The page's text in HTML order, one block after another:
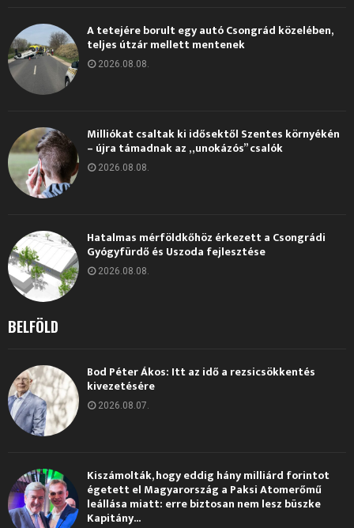
A tetejére borult egy autó Csongrád közelében,
teljes útzár mellett mentenek
2026.08.08.
Milliókat csaltak ki idősektől Szentes környékén
– újra támadnak az „unokázós” csalók
2026.08.08.
Hatalmas mérföldkőhöz érkezett a Csongrádi
Gyógyfürdő és Uszoda fejlesztése
2026.08.08.
BELFÖLD
Bod Péter Ákos: Itt az idő a rezsicsökkentés
kivezetésére
2026.08.07.
Kiszámolták, hogy eddig hány milliárd forintot
égetett el Magyarország a Paksi Atomerőmű
leállása miatt: erre biztosan nem lesz büszke
Kapitány...